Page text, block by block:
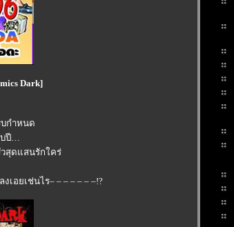
Dark]
บกำหนด
สิบปี
สุดแสนรักใคร่
อยเช่นไร– – – – – – –!?